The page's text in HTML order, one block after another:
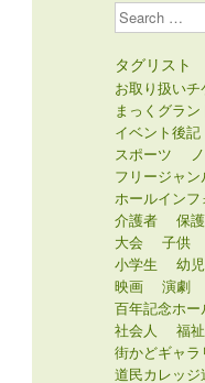
Search
タグリスト
お取り扱いチ
まっくグラ
イベント後記
スポーツ
フリージャン
ホールイン
介護者
保
大会
子供
小学生
幼児
映画
演劇
百年記念ホー
社会人
福祉
街かどギャラ
道民カレッ